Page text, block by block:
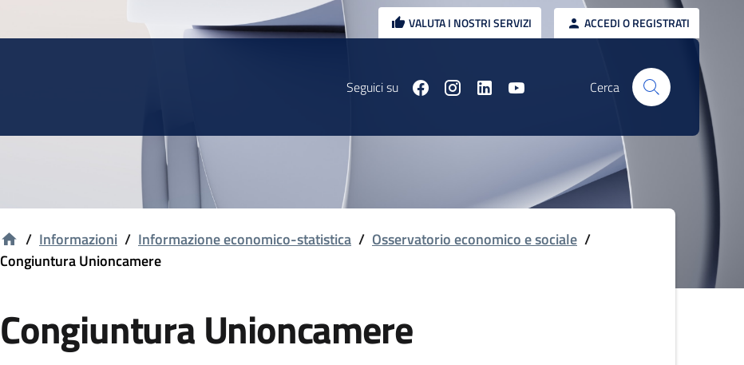
VALUTA I NOSTRI SERVIZI ACCEDI O REGISTRATI
Seguici su Cerca
/ Informazioni / Informazione economico-statistica / Osservatorio economico e sociale /
Congiuntura Unioncamere
Congiuntura Unioncamere